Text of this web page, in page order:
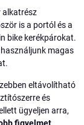
alkatrész
is a portól és a
bike kerékpárokat.
magas
eltávolítható
és
ügyeljen arra,